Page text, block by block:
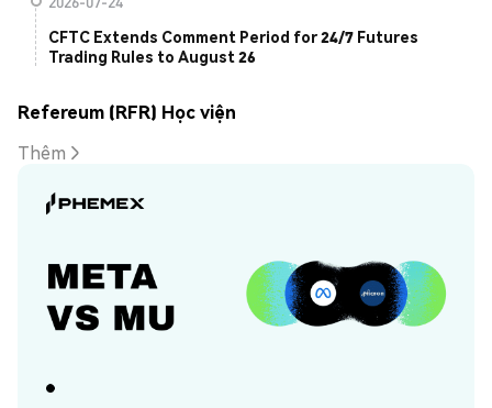
CFTC Extends Comment Period for 24/7 Futures
Trading Rules to August 26
Refereum (RFR) Học viện
Thêm